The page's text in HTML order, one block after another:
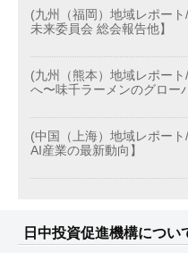
(九州（福岡）地域レポー
未来委員会 総会報告他】
(九州（熊本）地域レポー
へ〜味千ラーメンのグロー
(中国（上海）地域レポー
AI産業の最新動向】
日中投資促進機構につい